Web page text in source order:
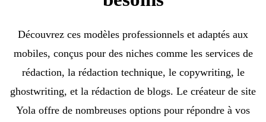
Découvrez ces modèles professionnels et adaptés aux
mobiles, conçus pour des niches comme les services de
rédaction, la rédaction technique, le copywriting, le
ghostwriting, et la rédaction de blogs. Le créateur de site
Yola offre de nombreuses options pour répondre à vos